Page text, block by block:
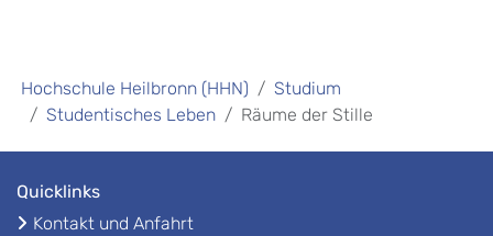
Hochschule Heilbronn (HHN)
Studium
Studentisches Leben
Räume der Stille
Quicklinks
Kontakt und Anfahrt